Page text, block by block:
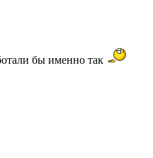
бы именно так